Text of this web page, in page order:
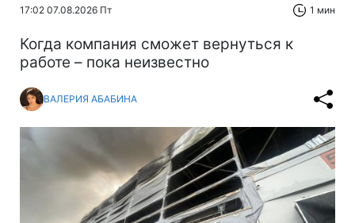
17:02 07.08.2026 Пт 1 мин
Когда компания сможет вернуться к
работе – пока неизвестно
ВАЛЕРИЯ АБАБИНА